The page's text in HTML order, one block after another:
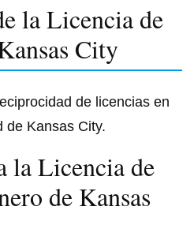
la Licencia de
City
de licencias en
de Kansas City.
la Licencia de
de Kansas